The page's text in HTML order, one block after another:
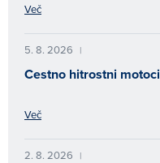
Več
5. 8. 2026 |
Cestno hitrostni
Več
2. 8. 2026 |